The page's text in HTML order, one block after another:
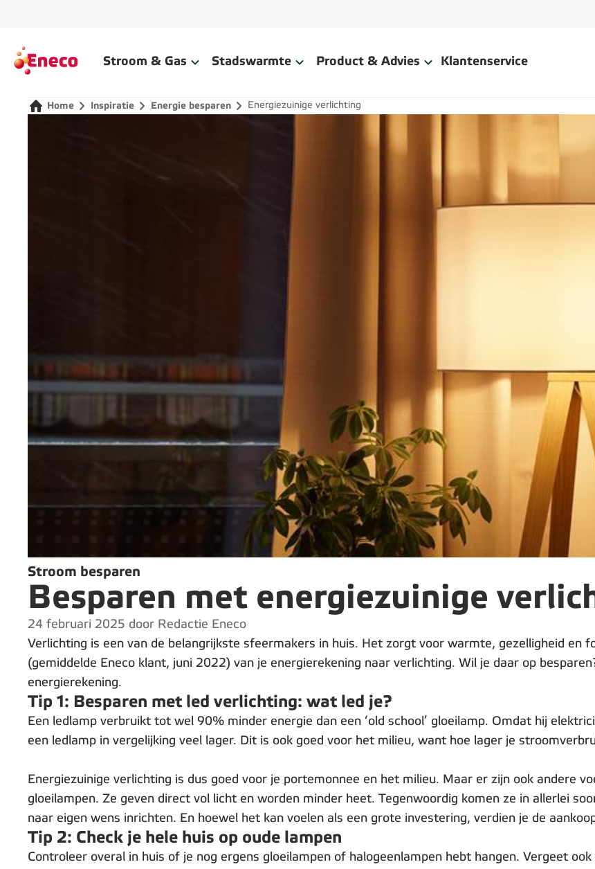
Home Stroom & Gas Stadswarmte Product & Advies Klantenservice
Home Inspiratie Energie besparen Energiezuinige verlichting
Stroom besparen
Besparen met energiezuinige
24 februari 2025 door Redactie Eneco
Verlichting is een van de belangrijkste sfeermakers in huis. Het zorgt voor warmte, gezelligheid en
(gemiddelde Eneco klant, juni 2022) van je energierekening naar verlichting. Wil je daar op
energierekening.
Tip 1: Besparen met led verlichting: wat led je?
Een ledlamp verbruikt tot wel 90% minder energie dan een ‘old school’ gloeilamp. Omdat hij
een ledlamp in vergelijking veel lager. Dit is ook goed voor het milieu, want hoe lager je
Energiezuinige verlichting is dus goed voor je portemonnee en het milieu. Maar er zijn ook andere
gloeilampen. Ze geven direct vol licht en worden minder heet. Tegenwoordig komen ze in allerlei
naar eigen wens inrichten. En hoewel het kan voelen als een grote investering, verdien je de
Tip 2: Check je hele huis op oude lampen
Controleer overal in huis of je nog ergens gloeilampen of halogeenlampen hebt hangen. Vergeet